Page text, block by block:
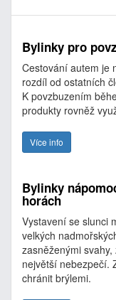
Bylinky pro
Cestování autem je
rozdíl od ostatních
K povzbuzením
produkty rovněž
Více info
Bylinky
horách
Vystavení se slunci
velkých
zasněženými
největší nebezpečí.
chránit brýlemi.